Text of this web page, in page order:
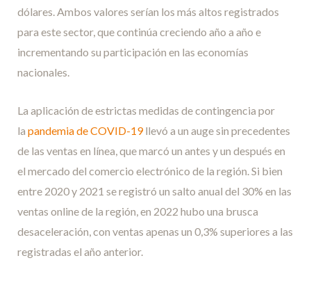
dólares. Ambos valores serían los más altos registrados
para este sector, que continúa creciendo año a año e
incrementando su participación en las economías
nacionales.
La aplicación de estrictas medidas de contingencia por
la pandemia de COVID-19llevó a un auge sin precedentes
de las ventas en línea, que marcó un antes y un después en
el mercado del comercio electrónico de la región. Si bien
entre 2020 y 2021 se registró un salto anual del 30% en las
ventas online de la región, en 2022 hubo una brusca
desaceleración, con ventas apenas un 0,3% superiores a las
registradas el año anterior.